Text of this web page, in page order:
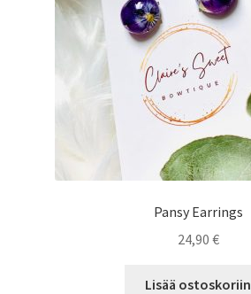
Pansy Earrings
24,90 €
Lisää ostoskoriin